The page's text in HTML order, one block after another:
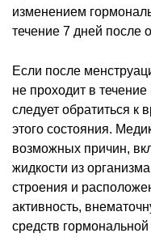
изменением
течение 7 дней после
Если после
не проходит в
следует обратиться к
этого состояния.
возможных причин,
жидкости из
строения и
активность,
средств